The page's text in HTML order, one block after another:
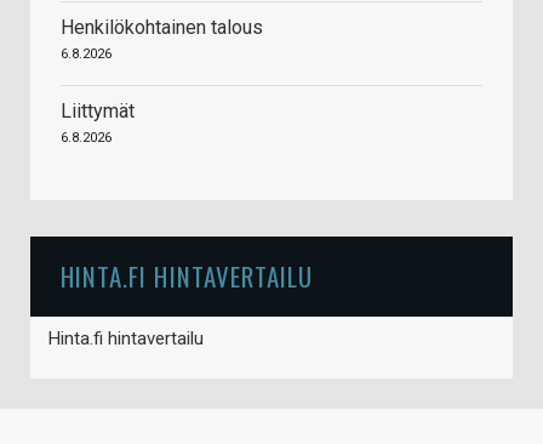
Henkilökohtainen talous
6.8.2026
Liittymät
6.8.2026
HINTA.FI HINTAVERTAILU
Hinta.fi hintavertailu